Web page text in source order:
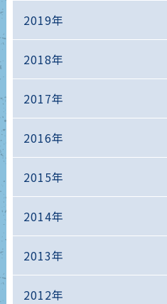
2019年
2018年
2017年
2016年
2015年
2014年
2013年
2012年